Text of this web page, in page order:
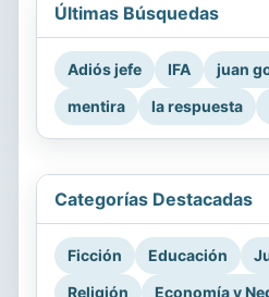
Últimas Búsquedas
Adiós jefe IFA
juan
mentira
la respuesta
Categorías Destacadas
Ficción Educación
Religión
Economía y